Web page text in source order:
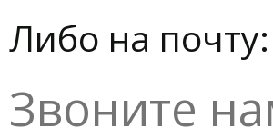
Либо на
Звоните